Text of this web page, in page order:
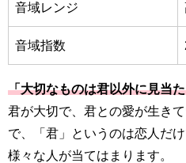
音域レンジ
音域指数
「大切なものは君以外に見当
君が大切で、君との愛が生き
で、「君」というのは恋人だ
様々な人が当てはまります。